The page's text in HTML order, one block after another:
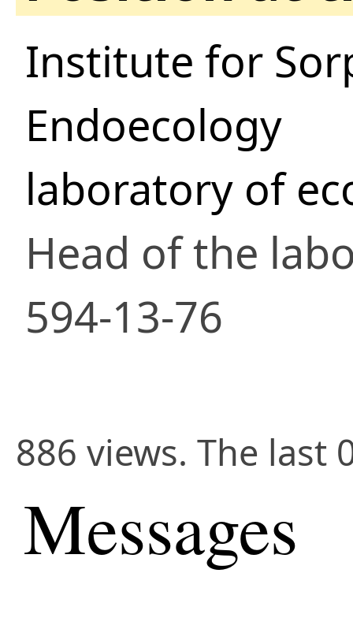
Institute for
Endoecology
laboratory of
Head of the
594-13-76
886 views. The last
Messages